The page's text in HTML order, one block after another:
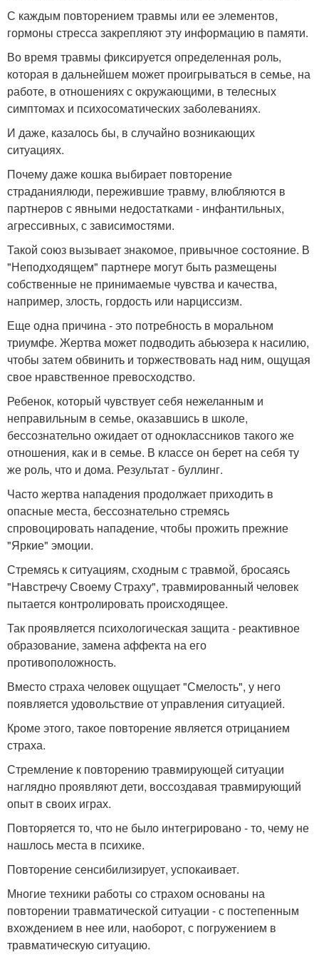
С каждым повторением травмы или ее элементов,
гормоны стресса закрепляют эту информацию в памяти.
Во время травмы фиксируется определенная роль,
которая в дальнейшем может проигрываться в семье, на
работе, в отношениях с окружающими, в телесных
симптомах и психосоматических заболеваниях.
И даже, казалось бы, в случайно возникающих
ситуациях.
Почему даже кошка выбирает повторение
страданиялюди, пережившие травму, влюбляются в
партнеров с явными недостатками - инфантильных,
агрессивных, с зависимостями.
Такой союз вызывает знакомое, привычное состояние. В
"Неподходящем" партнере могут быть размещены
собственные не принимаемые чувства и качества,
например, злость, гордость или нарциссизм.
Еще одна причина - это потребность в моральном
триумфе. Жертва может подводить абьюзера к насилию,
чтобы затем обвинить и торжествовать над ним, ощущая
свое нравственное превосходство.
Ребенок, который чувствует себя нежеланным и
неправильным в семье, оказавшись в школе,
бессознательно ожидает от одноклассников такого же
отношения, как и в семье. В классе он берет на себя ту
же роль, что и дома. Результат - буллинг.
Часто жертва нападения продолжает приходить в
опасные места, бессознательно стремясь
спровоцировать нападение, чтобы прожить прежние
"Яркие" эмоции.
Стремясь к ситуациям, сходным с травмой, бросаясь
"Навстречу Своему Страху", травмированный человек
пытается контролировать происходящее.
Так проявляется психологическая защита - реактивное
образование, замена аффекта на его
противоположность.
Вместо страха человек ощущает "Смелость", у него
появляется удовольствие от управления ситуацией.
Кроме этого, такое повторение является отрицанием
страха.
Стремление к повторению травмирующей ситуации
наглядно проявляют дети, воссоздавая травмирующий
опыт в своих играх.
Повторяется то, что не было интегрировано - то, чему не
нашлось места в психике.
Повторение сенсибилизирует, успокаивает.
Многие техники работы со страхом основаны на
повторении травматической ситуации - с постепенным
вхождением в нее или, наоборот, с погружением в
травматическую ситуацию.